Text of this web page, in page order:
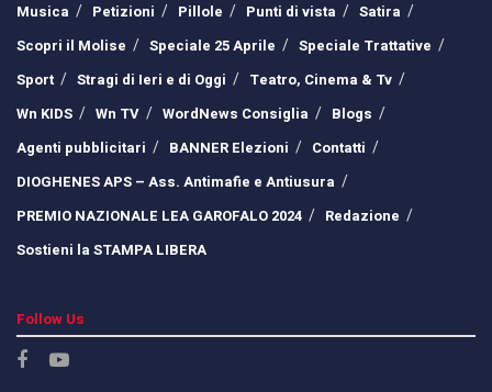
Musica
Petizioni Pillole Punti di vista
Satira
Scopri il Molise
Speciale 25 Aprile
Speciale Trattative
Sport
Stragi di Ieri e di Oggi
Teatro, Cinema & Tv
Wn KIDS
Wn TV WordNews Consiglia
Blogs
Agenti pubblicitari
BANNER Elezioni
Contatti
DIOGHENES APS – Ass. Antimafie e Antiusura
PREMIO NAZIONALE LEA GAROFALO 2024
Redazione
Sostieni la STAMPA LIBERA
Follow Us